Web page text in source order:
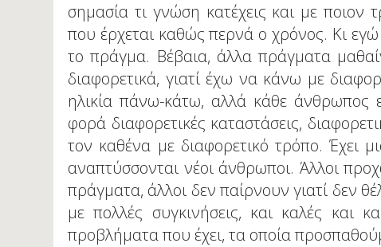
σημασία τι γνώση κατέχεις και με ποιον
που έρχεται καθώς περνά ο χρόνος. Κι
το πράγμα. Βέβαια, άλλα πράγματα
διαφορετικά, γιατί έχω να κάνω με
ηλικία πάνω-κάτω, αλλά κάθε άνθρωπος
φορά διαφορετικές καταστάσεις,
τον καθένα με διαφορετικό τρόπο. Έχει
αναπτύσσονται νέοι άνθρωποι. Άλλοι
πράγματα, άλλοι δεν παίρνουν γιατί δεν
με πολλές συγκινήσεις, και καλές
προβλήματα που έχει, τα οποία